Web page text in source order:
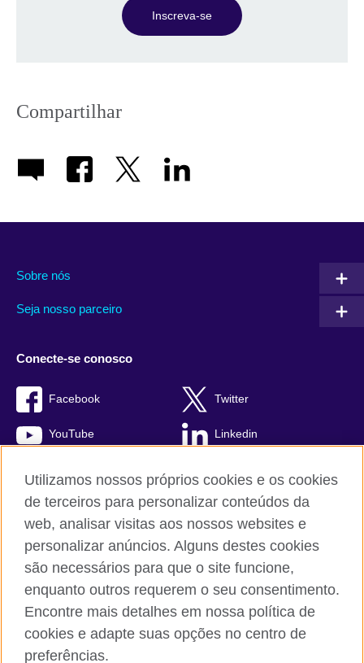
Inscreva-se
Compartilhar
Sobre nós
Seja nosso parceiro
Conecte-se conosco
Facebook Twitter
YouTube Linkedin
British Council global
Comentários e reclamações
Política de privacidade e termos de uso
Utilizamos nossos próprios cookies e os cookies
de terceiros para personalizar conteúdos da
web, analisar visitas aos nossos websites e
personalizar anúncios. Alguns destes cookies
são necessários para que o site funcione,
enquanto outros requerem o seu consentimento.
Encontre mais detalhes em nossa política de
cookies e adapte suas opções no centro de
preferências.